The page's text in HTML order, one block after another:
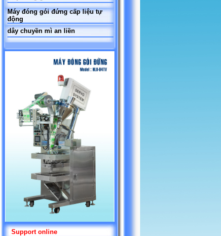
Máy đóng gói đứng cấp liệu tự
động
dây chuyền mì an liền
Support online